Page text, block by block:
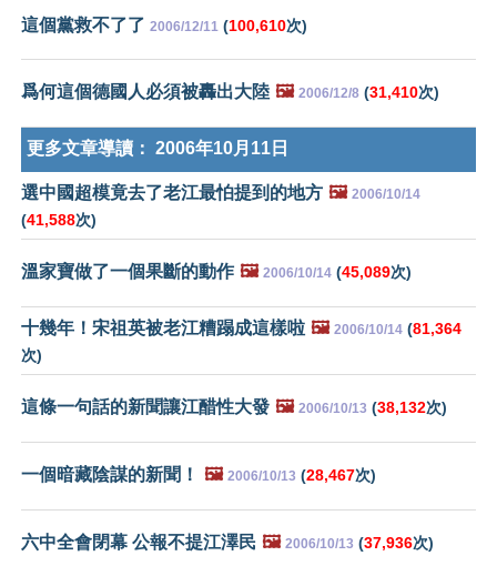
這個黨救不了了 2006/12/11 (100,610次)
爲何這個德國人必須被轟出大陸 🖼️ 2006/12/8 (31,410次)
更多文章導讀： 2006年10月11日
選中國超模竟去了老江最怕提到的地方 🖼️ 2006/10/14
(41,588次)
溫家寶做了一個果斷的動作 🖼️ 2006/10/14 (45,089次)
十幾年！宋祖英被老江糟蹋成這樣啦 🖼️ 2006/10/14 (81,364
次)
這條一句話的新聞讓江醋性大發 🖼️ 2006/10/13 (38,132次)
一個暗藏陰謀的新聞！ 🖼️ 2006/10/13 (28,467次)
六中全會閉幕 公報不提江澤民 🖼️ 2006/10/13 (37,936次)